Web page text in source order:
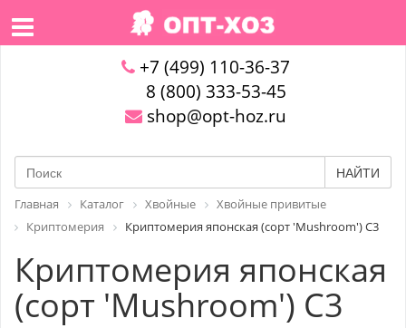
+7 (499) 110-36-37
8 (800) 333-53-45
shop@opt-hoz.ru
НАЙТИ
Главная Каталог Хвойные
Хвойные привитые
Криптомерия
Криптомерия японская (сорт 'Mushroom') C3
Криптомерия японская
(сорт 'Mushroom') C3